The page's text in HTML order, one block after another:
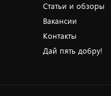
Статьи и обзоры
Вакансии
Контакты
Дай пять добру!